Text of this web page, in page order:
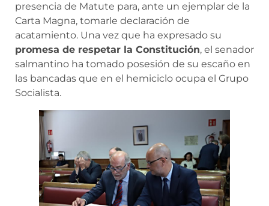
presencia de Matute para, ante un ejemplar de la
Carta Magna, tomarle declaración de
acatamiento. Una vez que ha expresado su
promesa de respetar la Constitución, el senador
salmantino ha tomado posesión de su escaño en
las bancadas que en el hemiciclo ocupa el Grupo
Socialista.